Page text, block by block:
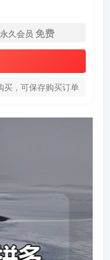
永久会员 免费
买，可保存购买订单